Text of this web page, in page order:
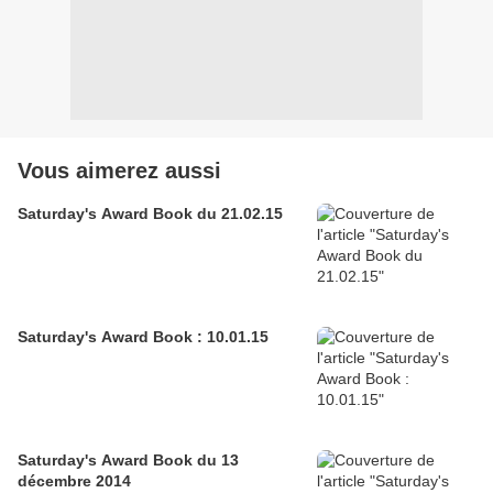
Vous aimerez aussi
Saturday's Award Book du 21.02.15
Saturday's Award Book : 10.01.15
Saturday's Award Book du 13
décembre 2014